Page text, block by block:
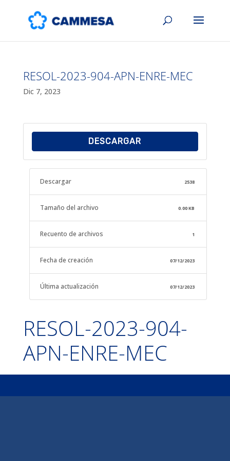
RESOL-2023-904-APN-ENRE-MEC
Dic 7, 2023
DESCARGAR
Descargar 2538
Tamaño del archivo 0.00 KB
Recuento de archivos 1
Fecha de creación 07/12/2023
Última actualización 07/12/2023
RESOL-2023-904-
APN-ENRE-MEC